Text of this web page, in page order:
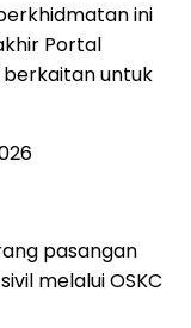
ini
Portal
berkaitan untuk
pasangan
melalui OSKC